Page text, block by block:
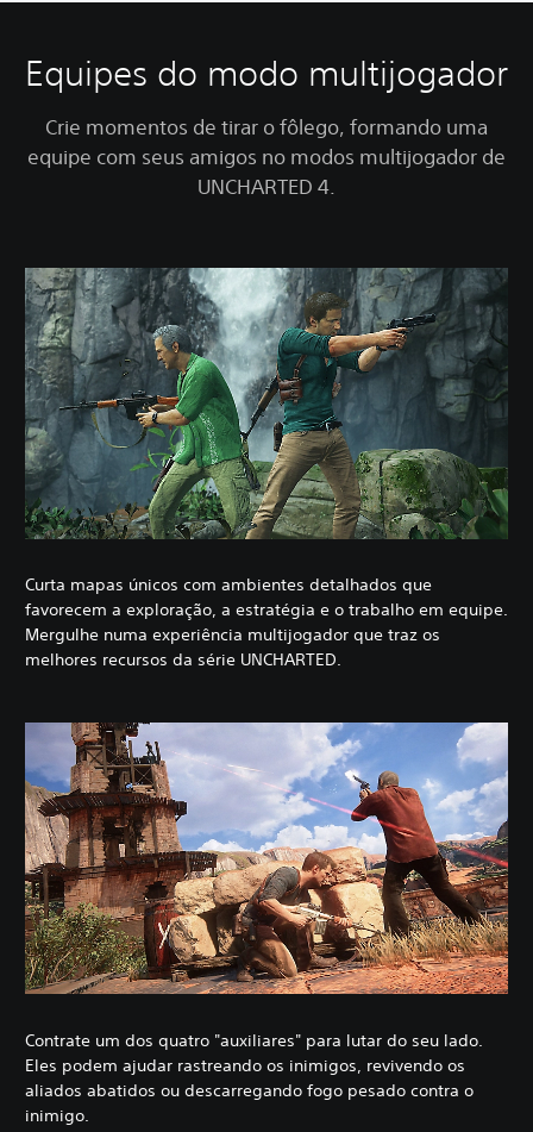
Equipes do modo multijogador
Crie momentos de tirar o fôlego, formando uma
equipe com seus amigos no modos multijogador de
UNCHARTED 4.
Curta mapas únicos com ambientes detalhados que
favorecem a exploração, a estratégia e o trabalho em equipe.
Mergulhe numa experiência multijogador que traz os
melhores recursos da série UNCHARTED.
Contrate um dos quatro "auxiliares" para lutar do seu lado.
Eles podem ajudar rastreando os inimigos, revivendo os
aliados abatidos ou descarregando fogo pesado contra o
inimigo.